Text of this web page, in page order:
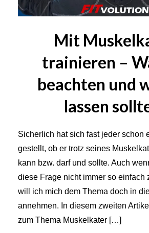
Mit
trainieren –
beachten und
lassen
Sicherlich hat sich fast jeder schon
gestellt, ob er trotz seines
kann bzw. darf und sollte. Auch
diese Frage nicht immer so einfach
will ich mich dem Thema doch in
annehmen. In diesem zweiten
zum Thema Muskelkater […]